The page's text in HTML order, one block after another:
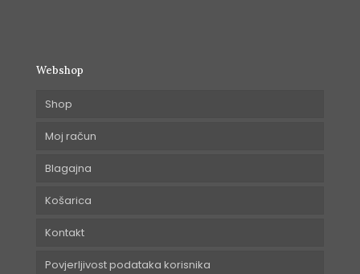
Webshop
Shop
Moj račun
Blagajna
Košarica
Kontakt
Povjerljivost podataka korisnika